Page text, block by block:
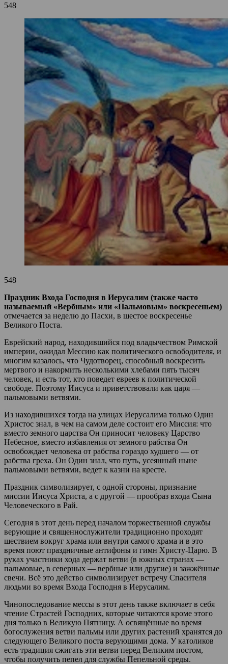
548
548
Праздник Входа Господня в Иерусалим (также часто
называемый «Вербным» или «Пальмовым» воскресеньем)
отмечается за неделю до Пасхи, в шестое воскресенье
Великого Поста.
Еврейский народ, находившийся под владычеством Римской
империи, ожидал Мессию как политического освободителя, и
многим казалось, что Чудотворец, способный воскресить
мертвого и накормить несколькими хлебами пять тысяч
человек, и есть тот, кто поведет евреев к политической
свободе. Поэтому Иисуса и приветствовали как царя —
пальмовыми ветвями.
Из находившихся тогда на улицах Иерусалима только Один
Христос знал, в чем на самом деле состоит его Миссия: что
вместо земного царства Он приносит человеку Царство
Небесное, вместо избавления от земного рабства Он
освобождает человека от рабства гораздо худшего — от
рабства греха. Он Один знал, что путь, усеянный ныне
пальмовыми ветвями, ведет к казни на кресте.
Праздник символизирует, с одной стороны, признание
миссии Иисуса Христа, а с другой — прообраз входа Сына
Человеческого в Рай.
Сегодня в этот день перед началом торжественной службы
верующие и священнослужители традиционно проходят
шествием вокруг храма или внутри самого храма и в это
время поют праздничные антифоны и гимн Христу-Царю. В
руках участники хода держат ветви (в южных странах —
пальмовые, в северных — вербные или другие) и зажжённые
свечи. Всё это действо символизирует встречу Спасителя
людьми во время Входа Господня в Иерусалим.
Чинопоследование мессы в этот день также включает в себя
чтение Страстей Господних, которые читаются кроме этого
дня только в Великую Пятницу. А освящённые во время
богослужения ветви пальмы или других растений хранятся до
следующего Великого поста верующими дома. У католиков
есть традиция сжигать эти ветви перед Великим постом,
чтобы получить пепел для службы Пепельной среды.